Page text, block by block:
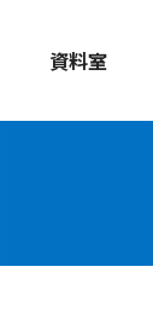
資料室